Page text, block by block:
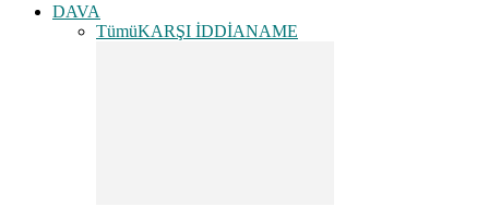
DAVA
TümüKARŞI İDDİANAME